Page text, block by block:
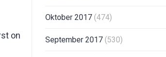
on
Oktober 2017 (474)
September 2017 (530)